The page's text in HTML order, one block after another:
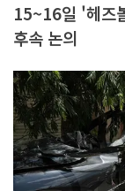
15~16일 '헤즈
후속 논의